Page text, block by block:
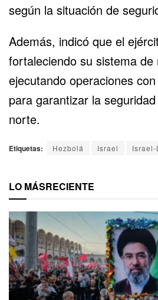
según la situación de
Además, indicó que el
fortaleciendo su sistema
ejecutando operaciones
para garantizar la
norte.
Etiquetas: Hezbolá Israel Israel-
LO MÁSRECIENTE